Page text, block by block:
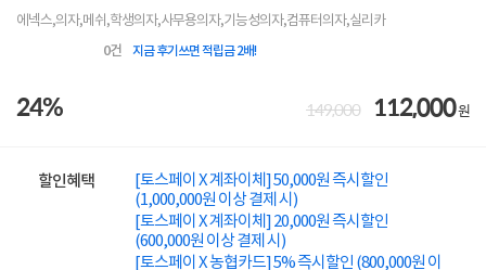
에넥스,의자,메쉬,학생의자,사무용의자,기능성의자,컴퓨터의자,실리카
0건 지금 후기쓰면 적립금 2배!
24% 149,000 112,000원
할인혜택
[토스페이 X 계좌이체] 50,000원 즉시할인
(1,000,000원 이상 결제 시)
[토스페이 X 계좌이체] 20,000원 즉시할인
(600,000원 이상 결제 시)
[토스페이 X 농협카드] 5% 즉시할인 (800,000원 이